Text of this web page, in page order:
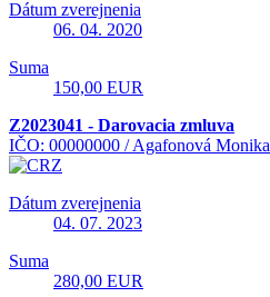
Dátum zverejnenia
06. 04. 2020
Suma
150,00 EUR
Z2023041 - Darovacia zmluva
IČO: 00000000 /Agafonová Monika
Dátum zverejnenia
04. 07. 2023
Suma
280,00 EUR